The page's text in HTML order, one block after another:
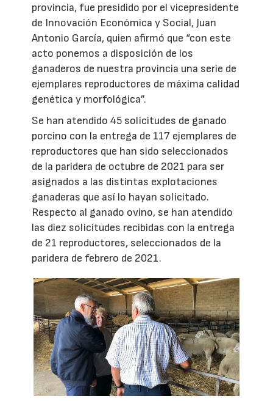
provincia, fue presidido por el vicepresidente
de Innovación Económica y Social, Juan
Antonio García, quien afirmó que “con este
acto ponemos a disposición de los
ganaderos de nuestra provincia una serie de
ejemplares reproductores de máxima calidad
genética y morfológica”.
Se han atendido 45 solicitudes de ganado
porcino con la entrega de 117 ejemplares de
reproductores que han sido seleccionados
de la paridera de octubre de 2021 para ser
asignados a las distintas explotaciones
ganaderas que así lo hayan solicitado.
Respecto al ganado ovino, se han atendido
las diez solicitudes recibidas con la entrega
de 21 reproductores, seleccionados de la
paridera de febrero de 2021.